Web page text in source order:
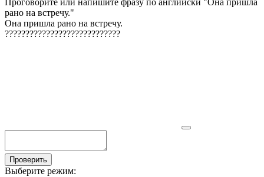
Проговорите или напишите фразу по английски "Она пришла
рано на встречу."
Она пришла рано на встречу.
????????????????????????????
Проверить
Выберите режим: